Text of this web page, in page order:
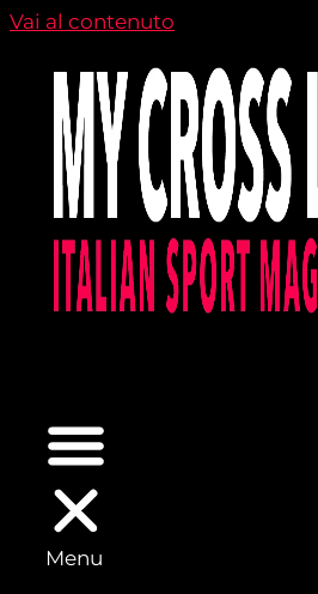
Vai al contenuto
Menu